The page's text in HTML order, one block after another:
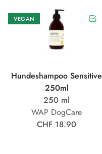
VEGAN
Hundeshampoo Sensitive
250ml
250 ml
WAP DogCare
CHF 18.90